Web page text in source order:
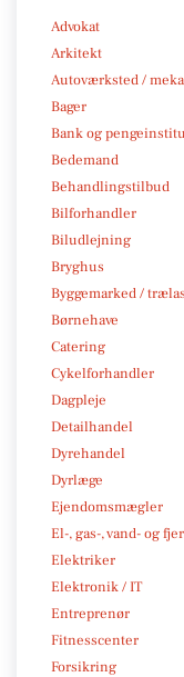
Advokat
Arkitekt
Autoværksted /
Bager
Bank og
Bedemand
Behandlingstilbud
Bilforhandler
Biludlejning
Bryghus
Byggemarked /
Børnehave
Catering
Cykelforhandler
Dagpleje
Detailhandel
Dyrehandel
Dyrlæge
Ejendomsmægler
El-, gas-, vand- og
Elektriker
Elektronik / IT
Entreprenør
Fitnesscenter
Forsikring